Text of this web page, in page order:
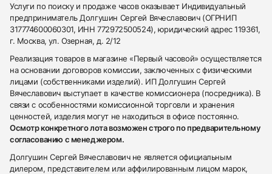
Услуги по поиску и продаже часов оказывает Индивидуальный
предприниматель Долгушин Сергей Вячеславович (ОГРНИП
317774600060301, ИНН 772972500524), юридический адрес 119361,
г. Москва, ул. Озерная, д. 2/12
Реализация товаров в магазине «Первый часовой» осуществляется
на основании договоров комиссии, заключенных с физическими
лицами (собственниками изделий). ИП Долгушин Сергей
Вячеславович выступает в качестве комиссионера (посредника). В
связи с особенностями комиссионной торговли и хранения
ценностей, изделия могут не находиться в офисе постоянно.
Осмотр конкретного лота возможен строго по предварительному
согласованию с менеджером.
Долгушин Сергей Вячеславович не является официальным
дилером, представителем или аффилированным лицом марок,